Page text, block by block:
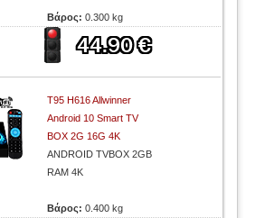
Βάρος:0.300 kg
T95 H616 Allwinner
Android 10 Smart TV
BOX 2G 16G 4K
ANDROID TVBOX 2GB
RAM 4K
Βάρος:0.400 kg